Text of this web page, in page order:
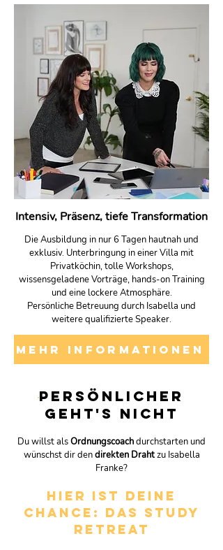
Intensiv, Präsenz, tiefe Transformation
Die Ausbildung in nur 6 Tagen hautnah und
exklusiv. Unterbringung in einer Villa mit
Privatköchin, tolle Workshops,
wissensgeladene Vorträge, hands-on Training
und eine lockere Atmosphäre.
Persönliche Betreuung durch Isabella und
weitere qualifizierte Speaker.
MEHR INFORMATIONEN
Persönlicher
geht's nicht
Du willst alsOrdnungscoachdurchstarten und
wünschst dir dendirekten Drahtzu Isabella
Franke?
Hier ist deine
Chance: Das STUDY
RETREAT